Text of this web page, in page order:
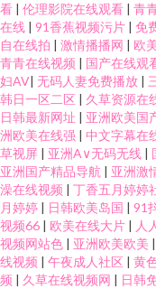
看 | 伦理影院在线观看 | 青
在线 | 91香蕉视频污片 | 免
自在线拍 | 激情播播网 | 欧
青青在线视频 | 国产在线观
妇AV| 无码人妻免费播放 |
韩日一区二区 | 久草资源在
日韩最新网址 | 亚洲欧美国
洲欧美在线强 | 中文字幕在
草视屏 | 亚洲A∨无码无线 |
亚洲国产精品导航 | 亚洲激
澡在线视频 | 丁香五月婷婷
月婷婷 | 日韩欧美岛国 | 91
视频66 | 欧美在线大片 | 人
视频网站色 | 亚洲欧美欧美 |
线视频 | 午夜成人社区 | 黄
频 | 久草在线视频网 | 日韩